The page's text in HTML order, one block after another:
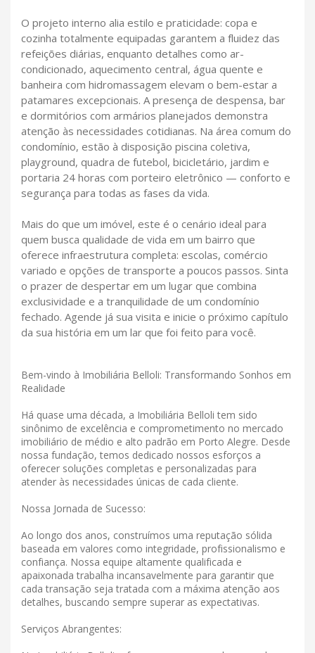
O projeto interno alia estilo e praticidade: copa e
cozinha totalmente equipadas garantem a fluidez das
refeições diárias, enquanto detalhes como ar-
condicionado, aquecimento central, água quente e
banheira com hidromassagem elevam o bem-estar a
patamares excepcionais. A presença de despensa, bar
e dormitórios com armários planejados demonstra
atenção às necessidades cotidianas. Na área comum do
condomínio, estão à disposição piscina coletiva,
playground, quadra de futebol, bicicletário, jardim e
portaria 24 horas com porteiro eletrônico — conforto e
segurança para todas as fases da vida.
Mais do que um imóvel, este é o cenário ideal para
quem busca qualidade de vida em um bairro que
oferece infraestrutura completa: escolas, comércio
variado e opções de transporte a poucos passos. Sinta
o prazer de despertar em um lugar que combina
exclusividade e a tranquilidade de um condomínio
fechado. Agende já sua visita e inicie o próximo capítulo
da sua história em um lar que foi feito para você.
Bem-vindo à Imobiliária Belloli: Transformando Sonhos em
Realidade
Há quase uma década, a Imobiliária Belloli tem sido
sinônimo de excelência e comprometimento no mercado
imobiliário de médio e alto padrão em Porto Alegre. Desde
nossa fundação, temos dedicado nossos esforços a
oferecer soluções completas e personalizadas para
atender às necessidades únicas de cada cliente.
Nossa Jornada de Sucesso:
Ao longo dos anos, construímos uma reputação sólida
baseada em valores como integridade, profissionalismo e
confiança. Nossa equipe altamente qualificada e
apaixonada trabalha incansavelmente para garantir que
cada transação seja tratada com a máxima atenção aos
detalhes, buscando sempre superar as expectativas.
Serviços Abrangentes: